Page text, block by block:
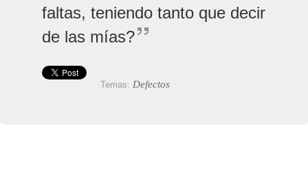
faltas, teniendo tanto que decir
de las mías?
Temas: Defectos